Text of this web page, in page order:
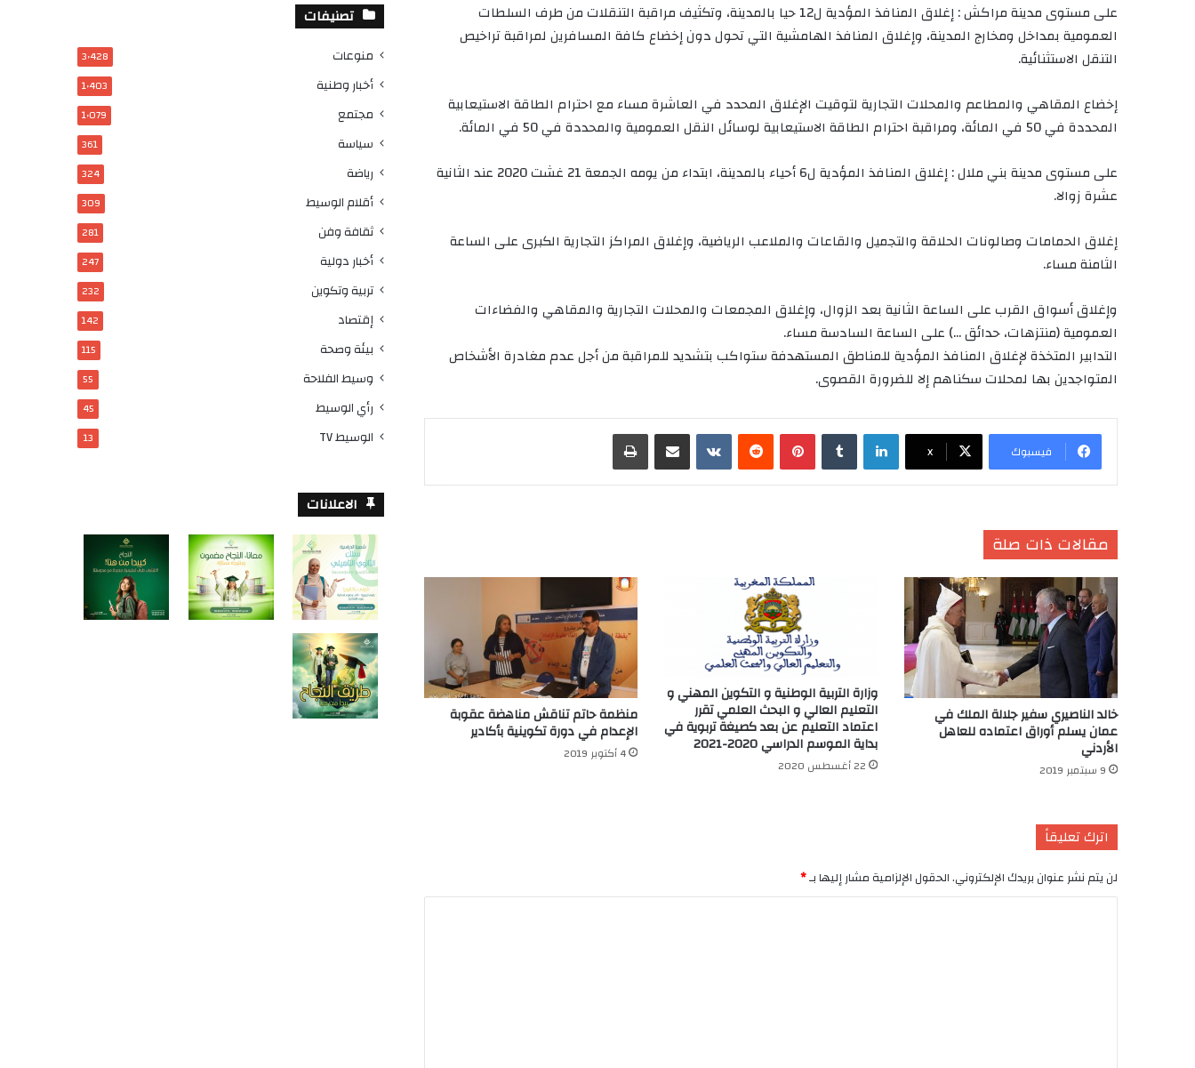
على مستوى مدينة مراكش : إغلاق المنافذ المؤدية ل12 حيا بالمدينة، وتكثيف مراقبة التنقلات من طرف السلطات
العمومية بمداخل ومخارج المدينة، وإغلاق المنافذ الهامشية التي تحول دون إخضاع كافة المسافرين لمراقبة تراخيص
التنقل الاستثنائية.
إخضاع المقاهي والمطاعم والمحلات التجارية لتوقيت الإغلاق المحدد في العاشرة مساء مع احترام الطاقة الاستيعابية
المحددة في 50 في المائة، ومراقبة احترام الطاقة الاستيعابية لوسائل النقل العمومية والمحددة في 50 في المائة.
على مستوى مدينة بني ملال : إغلاق المنافذ المؤدية ل6 أحياء بالمدينة، ابتداء من يومه الجمعة 21 غشت 2020 عند الثانية
عشرة زوالا.
إغلاق الحمامات وصالونات الحلاقة والتجميل والقاعات والملاعب الرياضية، وإغلاق المراكز التجارية الكبرى على الساعة
الثامنة مساء.
وإغلاق أسواق القرب على الساعة الثانية بعد الزوال، وإغلاق المجمعات والمحلات التجارية والمقاهي والفضاءات
العمومية (منتزهات، حدائق …) على الساعة السادسة مساء.
التدابير المتخذة لإغلاق المنافذ المؤدية للمناطق المستهدفة ستواكب بتشديد للمراقبة من أجل عدم مغادرة الأشخاص
المتواجدين بها لمحلات سكناهم إلا للضرورة القصوى.
فيسبوك X
لينكدإن بينتيريست
مقالات ذات صلة
خالد الناصيري سفير جلالة الملك في
عمان يسلم أوراق اعتماده للعاهل
الأردني
9 سبتمبر 2019
وزارة التربية الوطنية و التكوين المهني و
التعليم العالي و البحث العلمي تقرر
اعتماد التعليم عن بعد كصيغة تربوية في
بداية الموسم الدراسي 2020-2021
22 أغسطس 2020
منظمة حاتم تناقش مناهضة عقوبة
الإعدام في دورة تكوينية بأكادير
4 أكتوبر 2019
اترك تعليقاً
لن يتم نشر عنوان بريدك الإلكتروني.الحقول الإلزامية مشار إليها بـ*
تصنيفات
منوعات 3٬428
أخبار وطنية 1٬403
مجتمع 1٬079
سياسة 361
رياضة 324
أقلام الوسيط 309
ثقافة وفن 281
أخبار دولية 247
تربية وتكوين 232
إقتصاد 142
بيئة وصحة 115
وسيط الفلاحة 55
رأي الوسيط 45
الوسيط TV 13
الاعلانات